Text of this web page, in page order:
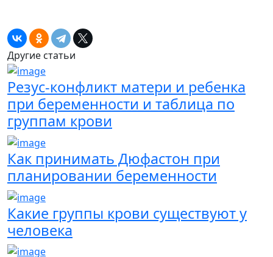
Другие статьи
Резус-конфликт матери и ребенка
при беременности и таблица по
группам крови
Как принимать Дюфастон при
планировании беременности
Какие группы крови существуют у
человека